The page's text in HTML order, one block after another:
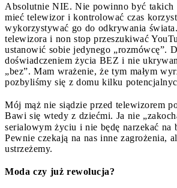
Absolutnie NIE. Nie powinno być takich
mieć telewizor i kontrolować czas
wykorzystywać go do odkrywania
telewizora i non stop przeszukiwać
ustanowić sobie jedynego „rozmówcę”.
doświadczeniem życia BEZ i nie
„bez”. Mam wrażenie, że tym małym
pozbyliśmy się z domu kilku
Mój mąż nie siądzie przed telewizorem
Bawi się wtedy z dziećmi. Ja nie
serialowym życiu i nie będę narzekać na
Pewnie czekają na nas inne zagrożenia,
ustrzeżemy.
Moda czy już rewolucja?